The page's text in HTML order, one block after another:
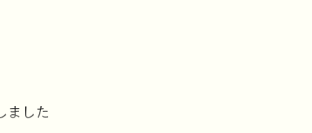
ました